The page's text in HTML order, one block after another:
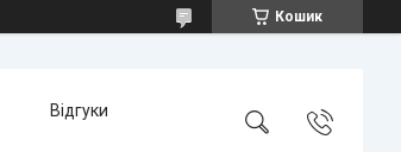
Кошик
Відгуки